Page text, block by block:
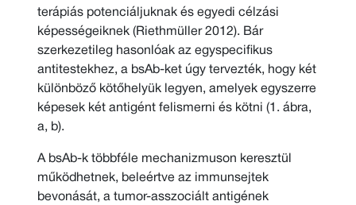
terápiás potenciáljuknak és egyedi célzási
képességeiknek (Riethmüller 2012). Bár
szerkezetileg hasonlóak az egyspecifikus
antitestekhez, a bsAb-ket úgy tervezték, hogy két
különböző kötőhelyük legyen, amelyek egyszerre
képesek két antigént felismerni és kötni (1. ábra,
a, b).
A bsAb-k többféle mechanizmuson keresztül
működhetnek, beleértve az immunsejtek
bevonását, a tumor-asszociált antigének